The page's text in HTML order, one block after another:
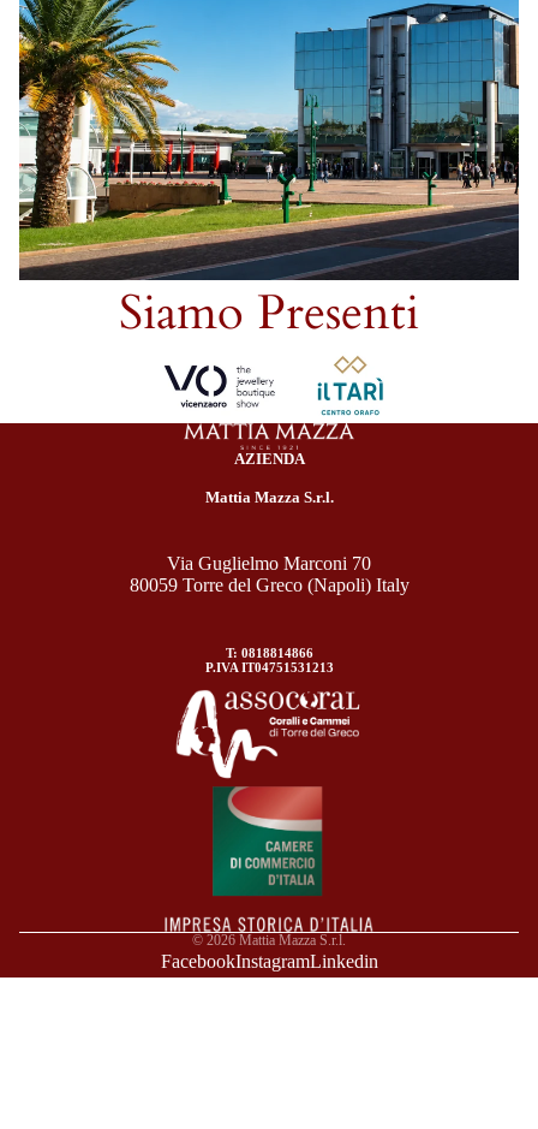
Siamo Presenti
AZIENDA
Mattia Mazza S.r.l.
Via Guglielmo Marconi 70
80059 Torre del Greco (Napoli) Italy
T: 0818814866
P.IVA IT04751531213
© 2026 Mattia Mazza S.r.l.
FacebookInstagramLinkedin